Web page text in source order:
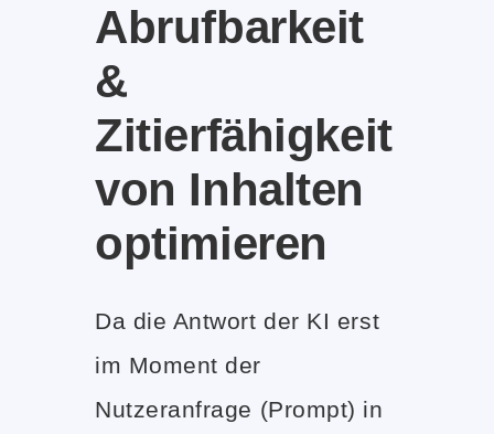
Abrufbarkeit
&
Zitierfähigkeit
von Inhalten
optimieren
Da die Antwort der KI erst
im Moment der
Nutzeranfrage (Prompt) in